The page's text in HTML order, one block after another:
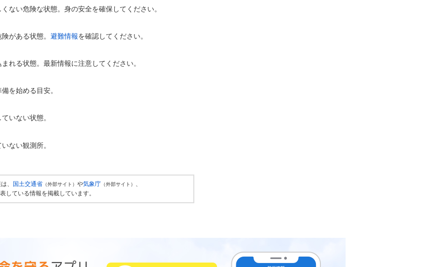
ない危険な状態。身の安全を確保してください。
がある状態。 避難情報を確認してください。
れる状態。最新情報に注意してください。
を始める目安。
いない状態。
ない観測所。
、 国土交通省 （外部サイト） や気象庁 （外部サイト） 、
している情報を掲載しています。